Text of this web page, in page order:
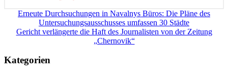
Beitragsnavigation
Erneute Durchsuchungen in Navalnys Büros: Die Pläne des
Untersuchungsausschusses umfassen 30 Städte
Gericht verlängerte die Haft des Journalisten von der Zeitung
„Chernovik“
Kategorien